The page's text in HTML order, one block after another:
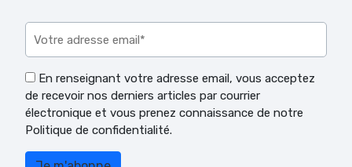
En renseignant votre adresse email, vous acceptez
de recevoir nos derniers articles par courrier
électronique et vous prenez connaissance de notre
Politique de confidentialité.